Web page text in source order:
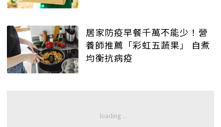
居家防疫早餐千萬不能少！營
養師推薦「彩虹五蔬果」 自煮
均衡抗病疫